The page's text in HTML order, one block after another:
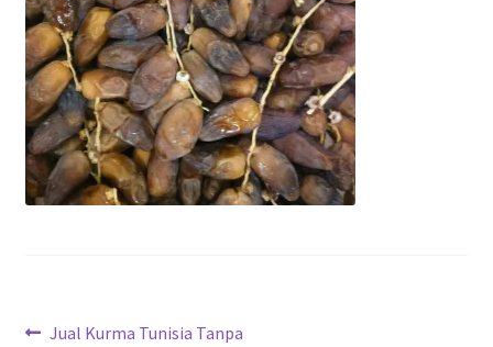
Jual Kurma Tunisia Tanpa